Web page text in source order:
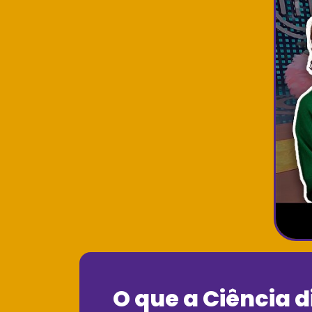
O que a Ciência